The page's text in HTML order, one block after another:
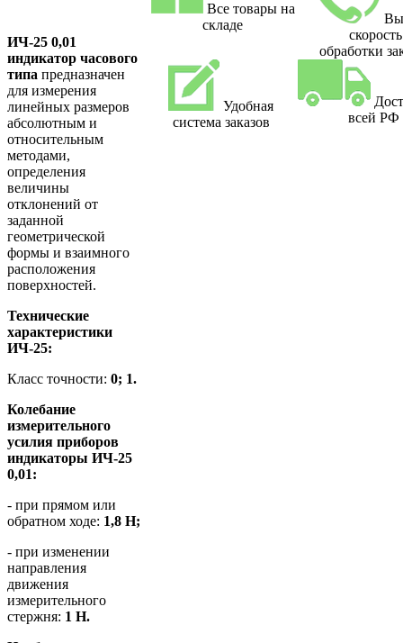
ИЧ-25 0,01
индикатор часового
типа предназначен
для измерения
линейных размеров
абсолютным и
относительным
методами,
определения
величины
отклонений от
заданной
геометрической
формы и взаимного
расположения
поверхностей.
Технические
характеристики
ИЧ-25:
Класс точности: 0; 1.
Колебание
измерительного
усилия приборов
индикаторы ИЧ-25
0,01:
- при прямом или
обратном ходе: 1,8 Н;
- при изменении
направления
движения
измерительного
стержня: 1 Н.
Все товары на
складе
скорость
обработки
Удобная
система заказов
всей РФ